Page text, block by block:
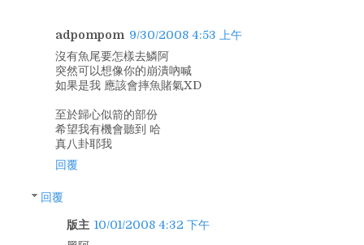
adpompom 9/30/2008 4:53 上午
沒有魚尾要怎樣去鱗阿
突然可以想像你的崩潰吶喊
如果是我 應該會摔魚賭氣XD
至於歸心似箭的部份
希望我有機會聽到 哈
真八卦耶我
回覆
回覆
版主 10/01/2008 4:32 下午